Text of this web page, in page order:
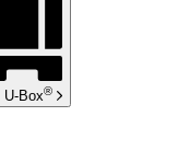
U-Box®